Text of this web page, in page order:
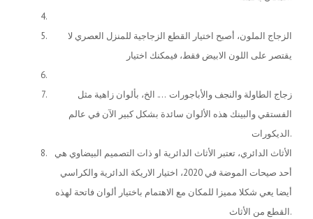
الزجاج الملون، أصبح اختيار القطع الزجاجية للمنزل العصري لا
يقتصر على اللون الابيض فقط، فيمكنك اختيار
زجاج الطاولة والنجف والأباجورات …. الخ، بألوان زاهية مثل
الفستقي والبينك هذه الألوان سائدة بشكل كبير الآن في عالم
الديكورات.
الأثاث الدائري، تعتبر الأثاث الدائرية او ذات التصميم البيضاوي هي
أحد صيحات الموضة في 2020، اختيار الاريكة الدائرية والكراسي
أيضا يعي شكلا مميزا للمكان مع الاهتمام باختيار ألوان فاتحة لهذه
القطع من الأثاث.